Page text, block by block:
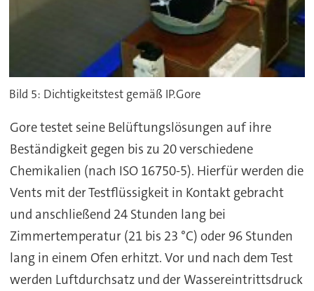
Bild 5: Dichtigkeitstest gemäß IP.Gore
Gore testet seine Belüftungslösungen auf ihre
Beständigkeit gegen bis zu 20 verschiedene
Chemikalien (nach ISO 16750-5). Hierfür werden die
Vents mit der Testflüssigkeit in Kontakt gebracht
und anschließend 24 Stunden lang bei
Zimmertemperatur (21 bis 23 °C) oder 96 Stunden
lang in einem Ofen erhitzt. Vor und nach dem Test
werden Luftdurchsatz und der Wassereintrittsdruck